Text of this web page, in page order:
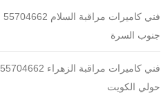
فني كاميرات مراقبة السلام 55704662
جنوب السرة
فني كاميرات مراقبة الزهراء 55704662
حولي الكويت